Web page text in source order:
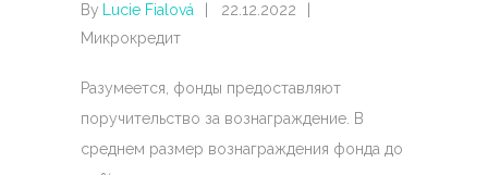
By Lucie Fialová
22.12.2022
Микрокредит
Разумеется, фонды предоставляют
поручительство за вознаграждение. В
среднем размер вознаграждения фонда до